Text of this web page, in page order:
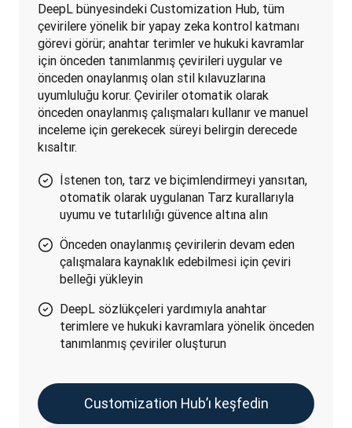
DeepL bünyesindeki Customization Hub, tüm
çevirilere yönelik bir yapay zeka kontrol katmanı
görevi görür; anahtar terimler ve hukuki kavramlar
için önceden tanımlanmış çevirileri uygular ve
önceden onaylanmış olan stil kılavuzlarına
uyumluluğu korur. Çeviriler otomatik olarak
önceden onaylanmış çalışmaları kullanır ve manuel
inceleme için gerekecek süreyi belirgin derecede
kısaltır.
İstenen ton, tarz ve biçimlendirmeyi yansıtan,
otomatik olarak uygulanan Tarz kurallarıyla
uyumu ve tutarlılığı güvence altına alın
Önceden onaylanmış çevirilerin devam eden
çalışmalara kaynaklık edebilmesi için çeviri
belleği yükleyin
DeepL sözlükçeleri yardımıyla anahtar
terimlere ve hukuki kavramlara yönelik önceden
tanımlanmış çeviriler oluşturun
Customization Hub’ı keşfedin